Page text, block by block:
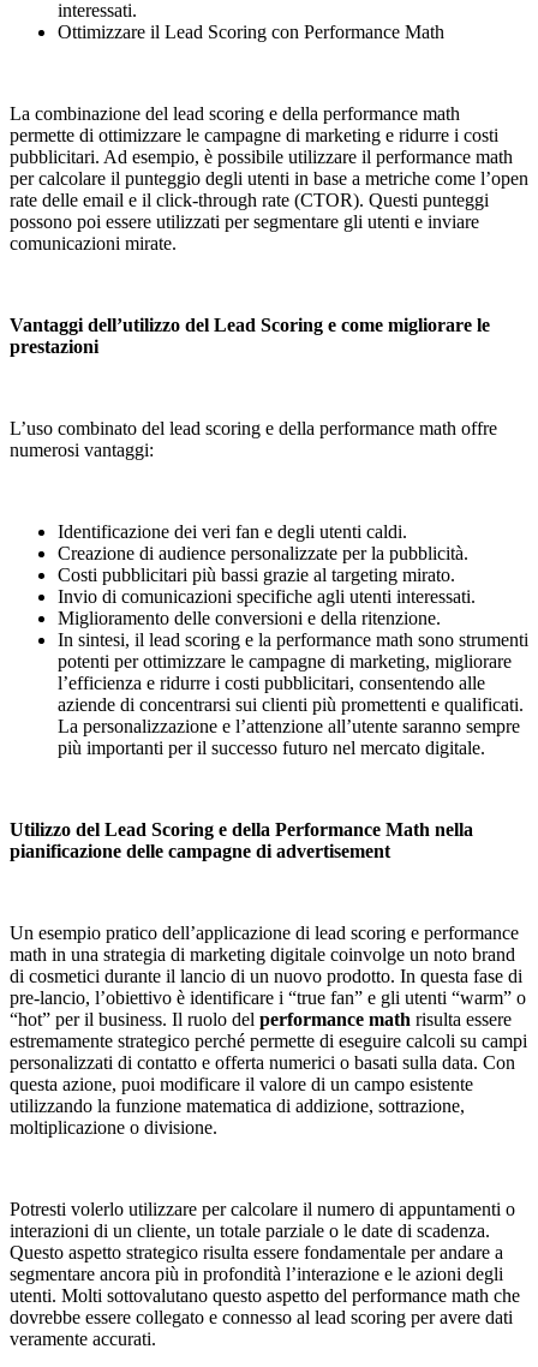
interessati.
Ottimizzare il Lead Scoring con Performance Math
La combinazione del lead scoring e della performance math
permette di ottimizzare le campagne di marketing e ridurre i costi
pubblicitari. Ad esempio, è possibile utilizzare il performance math
per calcolare il punteggio degli utenti in base a metriche come l’open
rate delle email e il click-through rate (CTOR). Questi punteggi
possono poi essere utilizzati per segmentare gli utenti e inviare
comunicazioni mirate.
Vantaggi dell’utilizzo del Lead Scoring e come migliorare le
prestazioni
L’uso combinato del lead scoring e della performance math offre
numerosi vantaggi:
Identificazione dei veri fan e degli utenti caldi.
Creazione di audience personalizzate per la pubblicità.
Costi pubblicitari più bassi grazie al targeting mirato.
Invio di comunicazioni specifiche agli utenti interessati.
Miglioramento delle conversioni e della ritenzione.
In sintesi, il lead scoring e la performance math sono strumenti
potenti per ottimizzare le campagne di marketing, migliorare
l’efficienza e ridurre i costi pubblicitari, consentendo alle
aziende di concentrarsi sui clienti più promettenti e qualificati.
La personalizzazione e l’attenzione all’utente saranno sempre
più importanti per il successo futuro nel mercato digitale.
Utilizzo del Lead Scoring e della Performance Math nella
pianificazione delle campagne di advertisement
Un esempio pratico dell’applicazione di lead scoring e performance
math in una strategia di marketing digitale coinvolge un noto brand
di cosmetici durante il lancio di un nuovo prodotto. In questa fase di
pre-lancio, l’obiettivo è identificare i “true fan” e gli utenti “warm” o
“hot” per il business. Il ruolo del performance math risulta essere
estremamente strategico perché permette di eseguire calcoli su campi
personalizzati di contatto e offerta numerici o basati sulla data. Con
questa azione, puoi modificare il valore di un campo esistente
utilizzando la funzione matematica di addizione, sottrazione,
moltiplicazione o divisione.
Potresti volerlo utilizzare per calcolare il numero di appuntamenti o
interazioni di un cliente, un totale parziale o le date di scadenza.
Questo aspetto strategico risulta essere fondamentale per andare a
segmentare ancora più in profondità l’interazione e le azioni degli
utenti. Molti sottovalutano questo aspetto del performance math che
dovrebbe essere collegato e connesso al lead scoring per avere dati
veramente accurati.